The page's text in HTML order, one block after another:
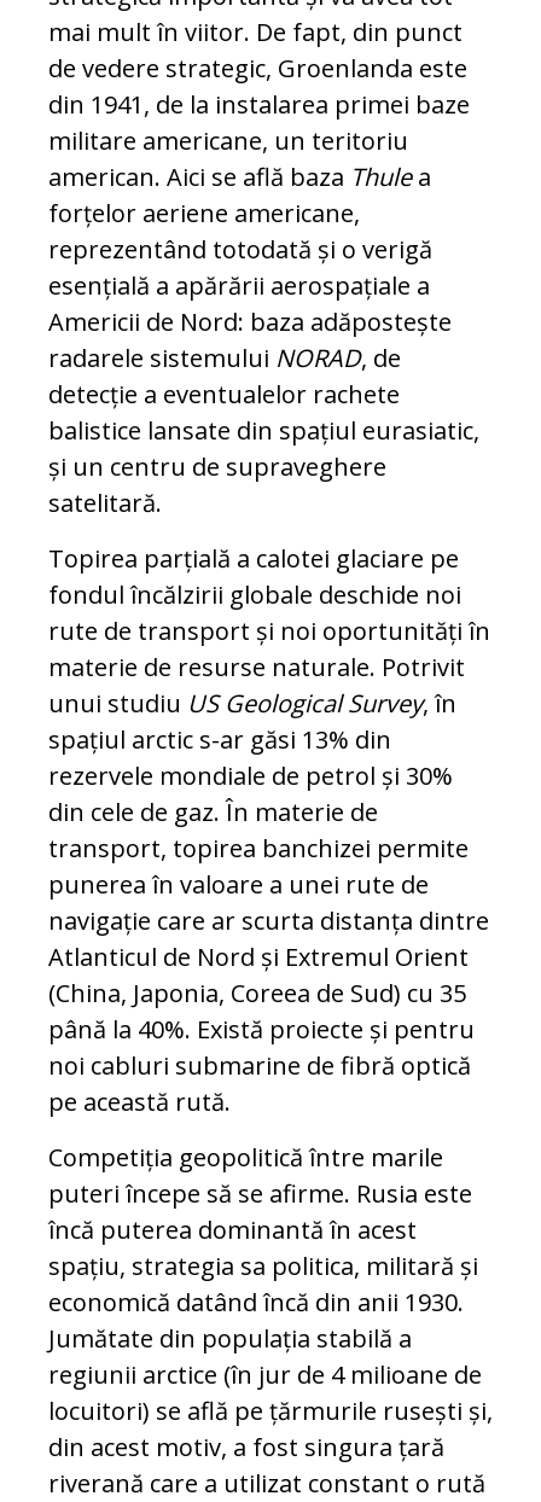
mai mult în viitor. De fapt, din punct
de vedere strategic, Groenlanda este
din 1941, de la instalarea primei baze
militare americane, un teritoriu
american. Aici se află baza Thulea
forțelor aeriene americane,
reprezentând totodată și o verigă
esențială a apărării aerospațiale a
Americii de Nord: baza adăpostește
radarele sistemului NORAD, de
detecție a eventualelor rachete
balistice lansate din spațiul eurasiatic,
și un centru de supraveghere
satelitară.
Topirea parțială a calotei glaciare pe
fondul încălzirii globale deschide noi
rute de transport și noi oportunități în
materie de resurse naturale. Potrivit
unui studiu US Geological Survey, în
spațiul arctic s-ar găsi 13% din
rezervele mondiale de petrol și 30%
din cele de gaz. În materie de
transport, topirea banchizei permite
punerea în valoare a unei rute de
navigație care ar scurta distanța dintre
Atlanticul de Nord și Extremul Orient
(China, Japonia, Coreea de Sud) cu 35
până la 40%. Există proiecte și pentru
noi cabluri submarine de fibră optică
pe această rută.
Competiția geopolitică între marile
puteri începe să se afirme. Rusia este
încă puterea dominantă în acest
spațiu, strategia sa politica, militară și
economică datând încă din anii 1930.
Jumătate din populația stabilă a
regiunii arctice (în jur de 4 milioane de
locuitori) se află pe țărmurile rusești și,
din acest motiv, a fost singura țară
rive­rană care a utilizat constant o rută